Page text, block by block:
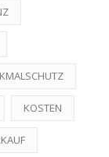
KOSTEN